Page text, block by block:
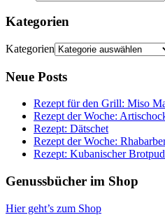
Kategorien
Kategorien
Neue Posts
Rezept für den Grill: Miso
Rezept der Woche:
Rezept: Dätschet
Rezept der Woche:
Rezept: Kubanischer
Genussbücher im Shop
Hier geht’s zum Shop